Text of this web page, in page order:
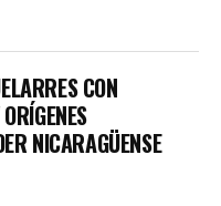
CON
NICARAGÜENSE